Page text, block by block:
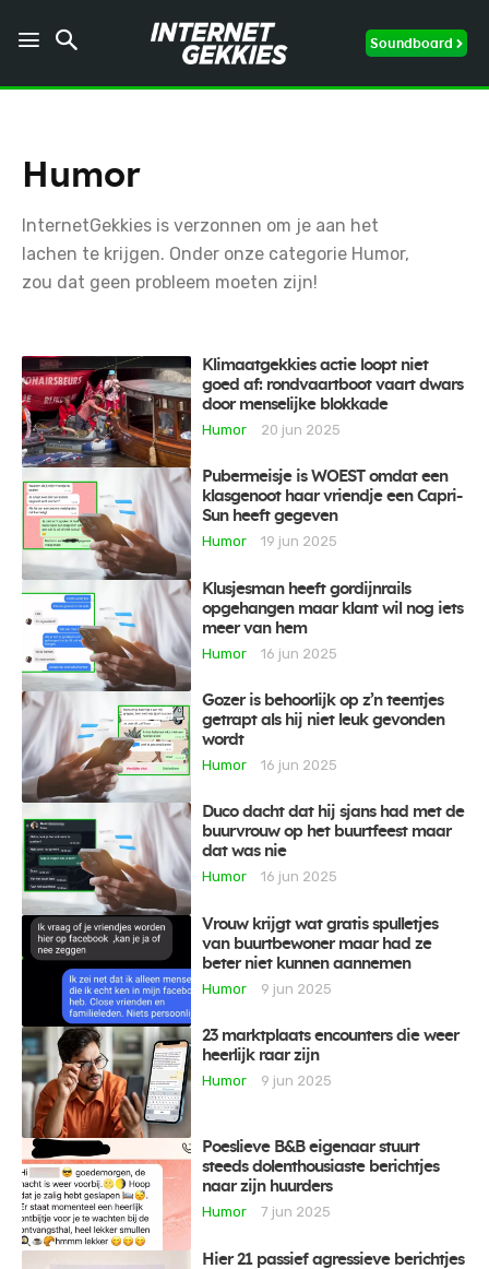
Soundboard
Humor
InternetGekkies is verzonnen om je aan het
lachen te krijgen. Onder onze categorie Humor,
zou dat geen probleem moeten zijn!
Klimaatgekkies actie loopt niet
goed af: rondvaartboot vaart dwars
door menselijke blokkade
Humor
20 jun 2025
Pubermeisje is WOEST omdat een
klasgenoot haar vriendje een Capri-
Sun heeft gegeven
Humor
19 jun 2025
Klusjesman heeft gordijnrails
opgehangen maar klant wil nog iets
meer van hem
Humor
16 jun 2025
Gozer is behoorlijk op z’n teentjes
getrapt als hij niet leuk gevonden
wordt
Humor
16 jun 2025
Duco dacht dat hij sjans had met de
buurvrouw op het buurtfeest maar
dat was nie
Humor
16 jun 2025
Vrouw krijgt wat gratis spulletjes
van buurtbewoner maar had ze
beter niet kunnen aannemen
Humor
9 jun 2025
23 marktplaats encounters die weer
heerlijk raar zijn
Humor
9 jun 2025
Poeslieve B&B eigenaar stuurt
steeds dolenthousiaste berichtjes
naar zijn huurders
Humor
7 jun 2025
Hier 21 passief agressieve berichtjes